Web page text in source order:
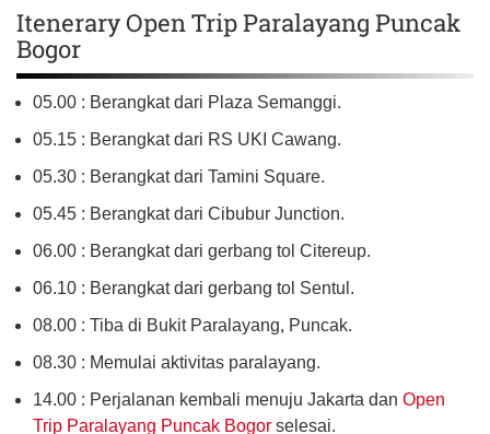
Itenerary Open Trip Paralayang Puncak
Bogor
05.00 : Berangkat dari Plaza Semanggi.
05.15 : Berangkat dari RS UKI Cawang.
05.30 : Berangkat dari Tamini Square.
05.45 : Berangkat dari Cibubur Junction.
06.00 : Berangkat dari gerbang tol Citereup.
06.10 : Berangkat dari gerbang tol Sentul.
08.00 : Tiba di Bukit Paralayang, Puncak.
08.30 : Memulai aktivitas paralayang.
14.00 : Perjalanan kembali menuju Jakarta dan Open
Trip Paralayang Puncak Bogor selesai.